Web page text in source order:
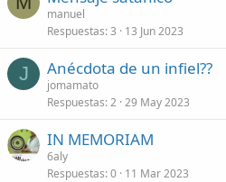
manuel
Respuestas 3 13 Jun 2023
J Anécdota de un infiel??
jomamato
Respuestas 2 29 May 2023
IN MEMORIAM
6aly
Respuestas 0 11 Mar 2023